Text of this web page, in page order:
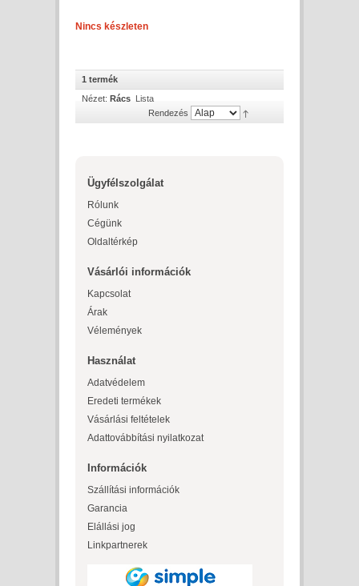
Nincs készleten
1 termék
Nézet: Rács Lista
Rendezés
Ügyfélszolgálat
Rólunk
Cégünk
Oldaltérkép
Vásárlói információk
Kapcsolat
Árak
Vélemények
Használat
Adatvédelem
Eredeti termékek
Vásárlási feltételek
Adattovábbítási nyilatkozat
Információk
Szállítási információk
Garancia
Elállási jog
Linkpartnerek